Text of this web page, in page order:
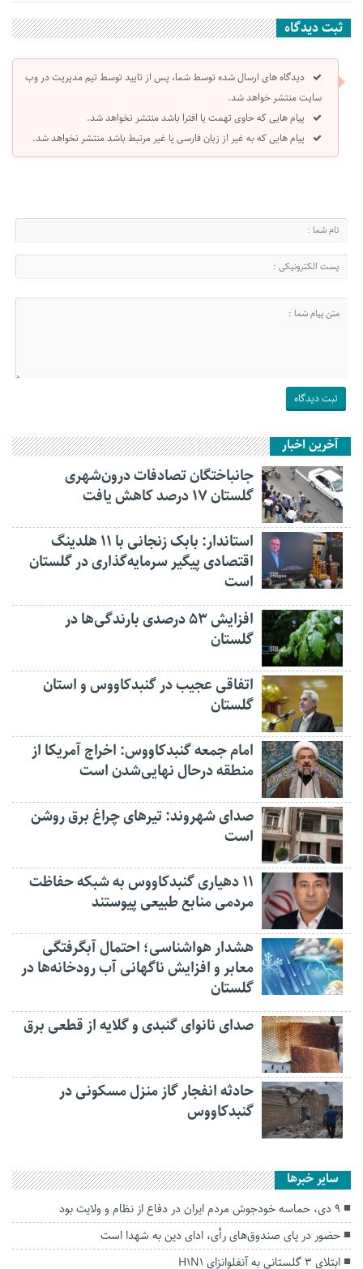
ثبت دیدگاه
دیدگاه های ارسال شده توسط شما، پس از تایید توسط تیم مدیریت در وب
سایت منتشر خواهد شد.
پیام هایی که حاوی تهمت یا افترا باشد منتشر نخواهد شد.
پیام هایی که به غیر از زبان فارسی یا غیر مرتبط باشد منتشر نخواهد شد.
آخرین اخبار
جانباختگان تصادفات درون‌شهری
گلستان ۱۷ درصد کاهش یافت
استاندار: بابک زنجانی با ۱۱ هلدینگ
اقتصادی پیگیر سرمایه‌گذاری در گلستان
است
افزایش ۵۳ درصدی بارندگی‌ها در
گلستان
اتفاقی عجیب در‌ گنبدکاووس و استان
گلستان
امام جمعه گنبدکاووس: اخراج آمریکا از
منطقه درحال نهایی‌شدن است
صدای شهروند: تیرهای چراغ برق روشن
است
۱۱ دهیاری گنبدکاووس به شبکه حفاظت
مردمی منابع طبیعی پیوستند
هشدار هواشناسی؛ احتمال آبگرفتگی
معابر و افزایش ناگهانی آب رودخانه‌ها در
گلستان
صدای نانوای گنبدی و گلایه از قطعی برق
حادثه انفجار گاز منزل مسکونی در
گنبدکاووس
سایر خبرها
۹ دی، حماسه خودجوش مردم ایران در دفاع از نظام و ولایت بود
حضور در پای صندوق‌های رأی، ادای دین به شهدا است
ابتلای ۳ گلستانی به آنفلوانزای H1N1